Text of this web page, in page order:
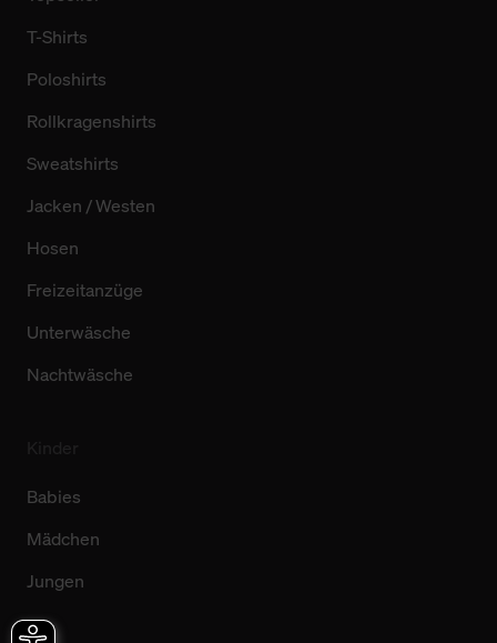
T-Shirts
Poloshirts
Rollkragenshirts
Sweatshirts
Jacken / Westen
Hosen
Freizeitanzüge
Unterwäsche
Nachtwäsche
Babies
Mädchen
Jungen